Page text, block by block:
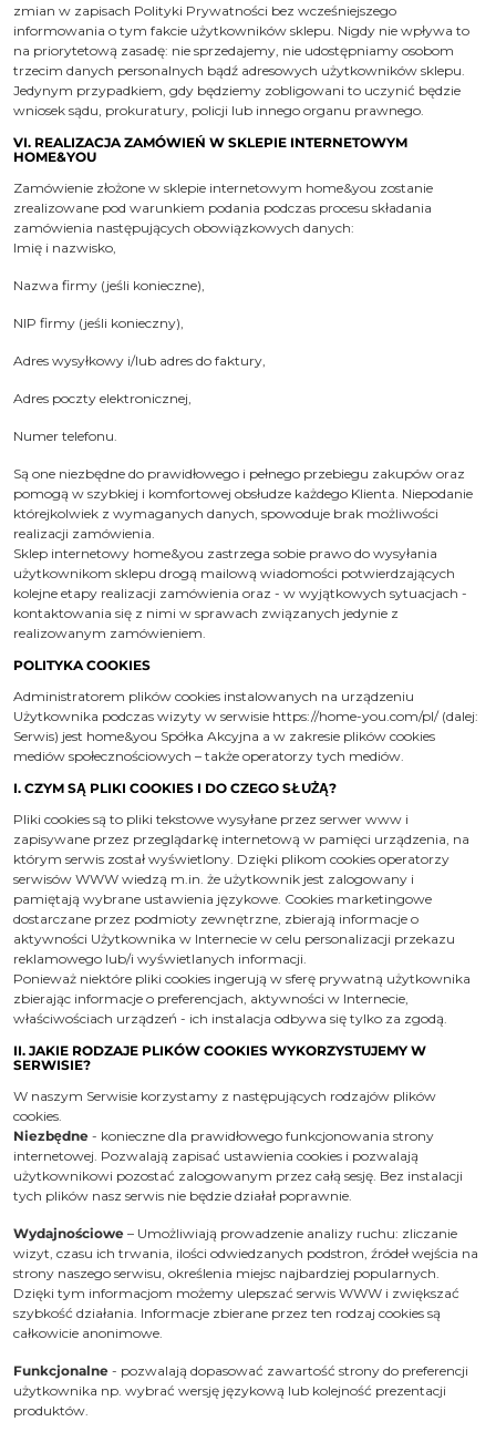
zmian w zapisach Polityki Prywatności bez wcześniejszego
informowania o tym fakcie użytkowników sklepu. Nigdy nie wpływa to
na priorytetową zasadę: nie sprzedajemy, nie udostępniamy osobom
trzecim danych personalnych bądź adresowych użytkowników sklepu.
Jedynym przypadkiem, gdy będziemy zobligowani to uczynić będzie
wniosek sądu, prokuratury, policji lub innego organu prawnego.
VI. REALIZACJA ZAMÓWIEŃ W SKLEPIE INTERNETOWYM
HOME&YOU
Zamówienie złożone w sklepie internetowym home&you zostanie
zrealizowane pod warunkiem podania podczas procesu składania
zamówienia następujących obowiązkowych danych:
Imię i nazwisko,
Nazwa firmy (jeśli konieczne),
NIP firmy (jeśli konieczny),
Adres wysyłkowy i/lub adres do faktury,
Adres poczty elektronicznej,
Numer telefonu.
Są one niezbędne do prawidłowego i pełnego przebiegu zakupów oraz
pomogą w szybkiej i komfortowej obsłudze każdego Klienta. Niepodanie
którejkolwiek z wymaganych danych, spowoduje brak możliwości
realizacji zamówienia.
Sklep internetowy home&you zastrzega sobie prawo do wysyłania
użytkownikom sklepu drogą mailową wiadomości potwierdzających
kolejne etapy realizacji zamówienia oraz - w wyjątkowych sytuacjach -
kontaktowania się z nimi w sprawach związanych jedynie z
realizowanym zamówieniem.
POLITYKA COOKIES
Administratorem plików cookies instalowanych na urządzeniu
Użytkownika podczas wizyty w serwisie https://home-you.com/pl/(dalej:
Serwis) jest home&you Spółka Akcyjna a w zakresie plików cookies
mediów społecznościowych – także operatorzy tych mediów.
I. CZYM SĄ PLIKI COOKIES I DO CZEGO SŁUŻĄ?
Pliki cookies są to pliki tekstowe wysyłane przez serwer www i
zapisywane przez przeglądarkę internetową w pamięci urządzenia, na
którym serwis został wyświetlony. Dzięki plikom cookies operatorzy
serwisów WWW wiedzą m.in. że użytkownik jest zalogowany i
pamiętają wybrane ustawienia językowe. Cookies marketingowe
dostarczane przez podmioty zewnętrzne, zbierają informacje o
aktywności Użytkownika w Internecie w celu personalizacji przekazu
reklamowego lub/i wyświetlanych informacji.
Ponieważ niektóre pliki cookies ingerują w sferę prywatną użytkownika
zbierając informacje o preferencjach, aktywności w Internecie,
właściwościach urządzeń - ich instalacja odbywa się tylko za zgodą.
II. JAKIE RODZAJE PLIKÓW COOKIES WYKORZYSTUJEMY W
SERWISIE?
W naszym Serwisie korzystamy z następujących rodzajów plików
cookies.
Niezbędne - konieczne dla prawidłowego funkcjonowania strony
internetowej. Pozwalają zapisać ustawienia cookies i pozwalają
użytkownikowi pozostać zalogowanym przez całą sesję. Bez instalacji
tych plików nasz serwis nie będzie działał poprawnie.
Wydajnościowe – Umożliwiają prowadzenie analizy ruchu: zliczanie
wizyt, czasu ich trwania, ilości odwiedzanych podstron, źródeł wejścia na
strony naszego serwisu, określenia miejsc najbardziej popularnych.
Dzięki tym informacjom możemy ulepszać serwis WWW i zwiększać
szybkość działania. Informacje zbierane przez ten rodzaj cookies są
całkowicie anonimowe.
Funkcjonalne - pozwalają dopasować zawartość strony do preferencji
użytkownika np. wybrać wersję językową lub kolejność prezentacji
produktów.